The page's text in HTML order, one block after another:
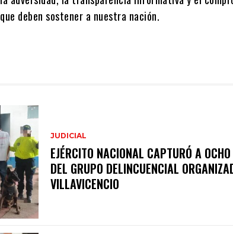
que deben sostener a nuestra nación.
JUDICIAL
EJÉRCITO NACIONAL CAPTURÓ A
DEL GRUPO DELINCUENCIAL
VILLAVICENCIO